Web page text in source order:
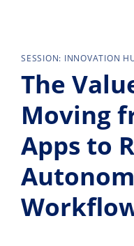
SESSION: INNOVATION
The
Moving
Apps to